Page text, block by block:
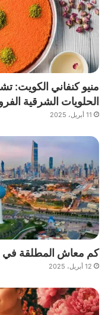
منيو كنفاني الكويت:
الحلويات الشرقية
11 أبريل، 2025
كم معاش المطلقة في
12 أبريل، 2025